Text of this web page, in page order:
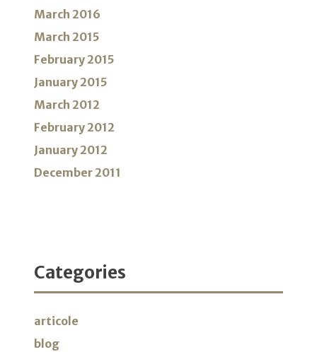
March 2016
March 2015
February 2015
January 2015
March 2012
February 2012
January 2012
December 2011
Categories
articole
blog